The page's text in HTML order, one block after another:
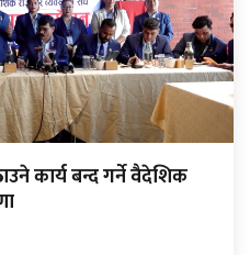
कार्य बन्द गर्ने वैदेशिक